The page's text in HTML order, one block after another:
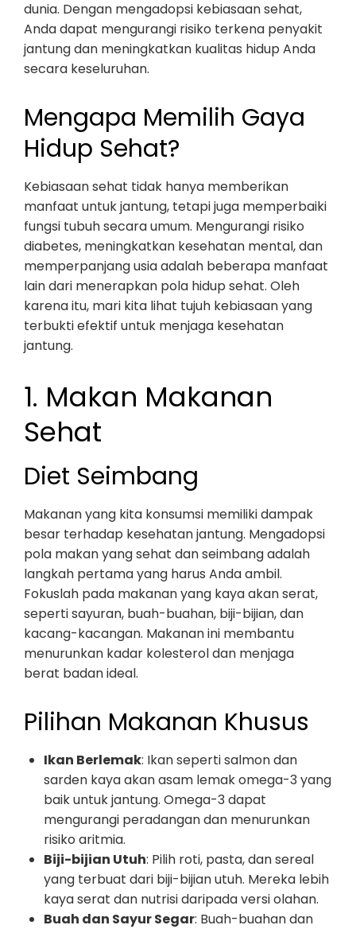
dunia. Dengan mengadopsi kebiasaan sehat,
Anda dapat mengurangi risiko terkena penyakit
jantung dan meningkatkan kualitas hidup Anda
secara keseluruhan.
Mengapa Memilih Gaya
Hidup Sehat?
Kebiasaan sehat tidak hanya memberikan
manfaat untuk jantung, tetapi juga memperbaiki
fungsi tubuh secara umum. Mengurangi risiko
diabetes, meningkatkan kesehatan mental, dan
memperpanjang usia adalah beberapa manfaat
lain dari menerapkan pola hidup sehat. Oleh
karena itu, mari kita lihat tujuh kebiasaan yang
terbukti efektif untuk menjaga kesehatan
jantung.
1. Makan Makanan
Sehat
Diet Seimbang
Makanan yang kita konsumsi memiliki dampak
besar terhadap kesehatan jantung. Mengadopsi
pola makan yang sehat dan seimbang adalah
langkah pertama yang harus Anda ambil.
Fokuslah pada makanan yang kaya akan serat,
seperti sayuran, buah-buahan, biji-bijian, dan
kacang-kacangan. Makanan ini membantu
menurunkan kadar kolesterol dan menjaga
berat badan ideal.
Pilihan Makanan Khusus
Ikan Berlemak: Ikan seperti salmon dan
sarden kaya akan asam lemak omega-3 yang
baik untuk jantung. Omega-3 dapat
mengurangi peradangan dan menurunkan
risiko aritmia.
Biji-bijian Utuh: Pilih roti, pasta, dan sereal
yang terbuat dari biji-bijian utuh. Mereka lebih
kaya serat dan nutrisi daripada versi olahan.
Buah dan Sayur Segar: Buah-buahan dan